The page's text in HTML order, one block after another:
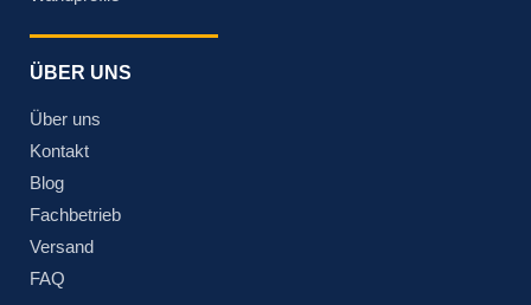
ÜBER UNS
Über uns
Kontakt
Blog
Fachbetrieb
Versand
FAQ